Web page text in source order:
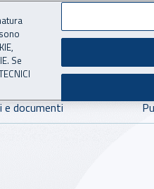
contro
documenti
Se